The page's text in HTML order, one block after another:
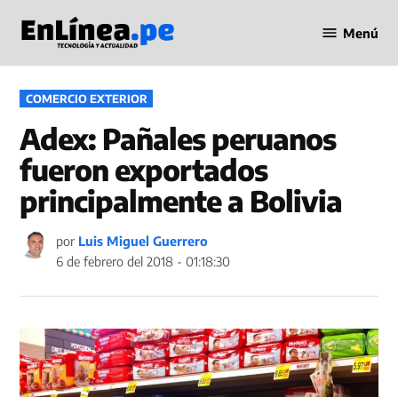
contenido
en Línea
Menú
PUBLICADO
EN
COMERCIO EXTERIOR
Adex: Pañales peruanos
fueron exportados
principalmente a Bolivia
por Luis Miguel Guerrero
6 de febrero del 2018 - 01:18:30